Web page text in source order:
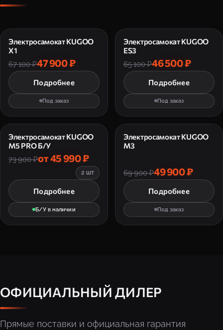
Электросамокат KUGOO
X1
67 100 ₽47 900 ₽
Подробнее
Под заказ
Электросамокат KUGOO
ES3
65 100 ₽46 500 ₽
Подробнее
Под заказ
Электросамокат KUGOO
M5 PRO Б/У
73 900 ₽от 45 990 ₽
2 шт
Подробнее
Б/У в наличии
Электросамокат KUGOO
M3
69 900 ₽49 900 ₽
Подробнее
Под заказ
ОФИЦИАЛЬНЫЙ ДИЛЕР
Прямые поставки и официальная гарантия